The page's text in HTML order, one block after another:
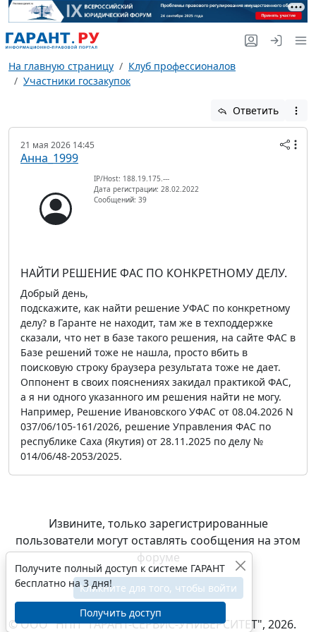
На главную страницу
Клуб профессионалов
Участники госзакупок
Ответить
21 мая 2026 14:45
Анна_1999
IP/Host: 188.19.175.---
Дата регистрации: 28.02.2022
Сообщений: 39
НАЙТИ РЕШЕНИЕ ФАС ПО КОНКРЕТНОМУ ДЕЛУ.
Добрый день,
подскажите, как найти решение УФАС по конкретному
делу? в Гаранте не находит, там же в техподдержке
сказали, что нет в базе такого решения, на сайте ФАС в
Базе решений тоже не нашла, просто вбить в
поисковую строку браузера результата тоже не дает.
Оппонент в своих пояснениях закидал практикой ФАС,
а я ни одного указанного им решения найти не могу.
Например, Решение Ивановского УФАС от 08.04.2026 N
037/06/105-161/2026, решение Управления ФАС по
республике Саха (Якутия) от 28.11.2025 по делу №
014/06/48-2053/2025.
Извините, только зарегистрированные
пользователи могут оставлять сообщения на этом
форуме
Кликните для того, чтобы войти
© ООО "НПП "ГАРАНТ-СЕРВИС-УНИВЕРСИТЕТ", 2026.
Получите полный доступ к системе ГАРАНТ
бесплатно на 3 дня!
Получить доступ